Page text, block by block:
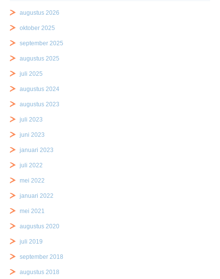
augustus 2026
oktober 2025
september 2025
augustus 2025
juli 2025
augustus 2024
augustus 2023
juli 2023
juni 2023
januari 2023
juli 2022
mei 2022
januari 2022
mei 2021
augustus 2020
juli 2019
september 2018
augustus 2018